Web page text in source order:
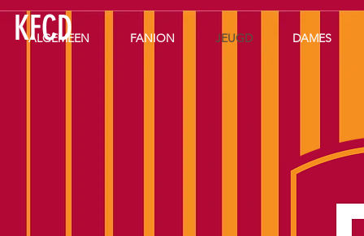
KFCD
ALGEMEEN FANION JEUGD DAMES